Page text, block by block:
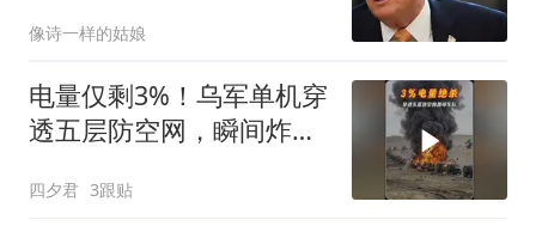
像诗一样的姑娘
电量仅剩3%！乌军单机穿
透五层防空网，瞬间炸飞
四夕君 3跟贴